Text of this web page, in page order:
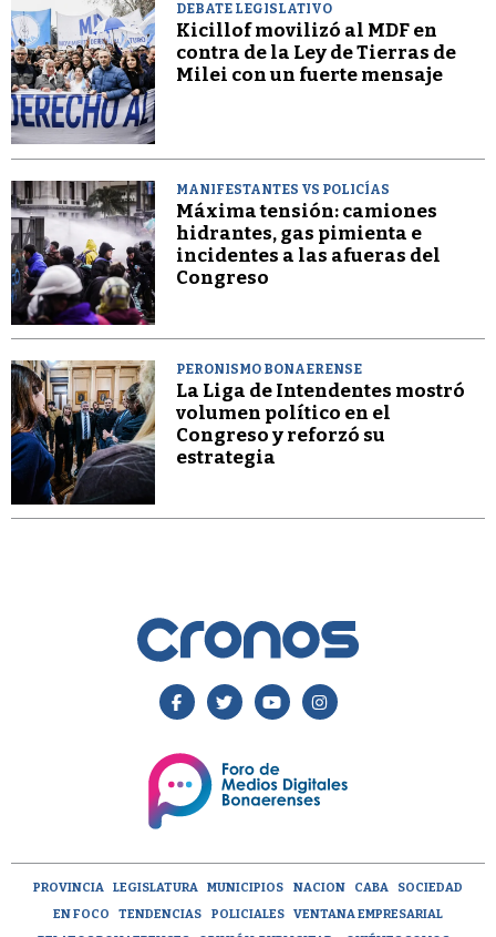
DEBATE LEGISLATIVO
Kicillof movilizó al MDF en
contra de la Ley de Tierras de
Milei con un fuerte mensaje
MANIFESTANTES VS POLICÍAS
Máxima tensión: camiones
hidrantes, gas pimienta e
incidentes a las afueras del
Congreso
PERONISMO BONAERENSE
La Liga de Intendentes mostró
volumen político en el
Congreso y reforzó su
estrategia
PROVINCIA LEGISLATURA MUNICIPIOS NACION CABA
SOCIEDAD
EN FOCO
TENDENCIAS POLICIALES
VENTANA EMPRESARIAL